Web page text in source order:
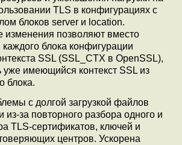
TLS в конфигурациях с
блоков server и location.
позволяют вместо
блока конфигурации
SSL (SSL_CTX в OpenSSL),
уже имеющийся контекст SSL из
блока.
с долгой загрузкой файлов
из-за повторного разбора одного и
TLS-сертификатов, ключей и
центров. Ускорена